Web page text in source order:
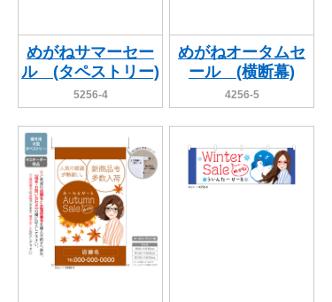
めがねサマーセー
ル (タペストリー)
5256-4
めがねオータムセ
ール (横断幕)
4256-5